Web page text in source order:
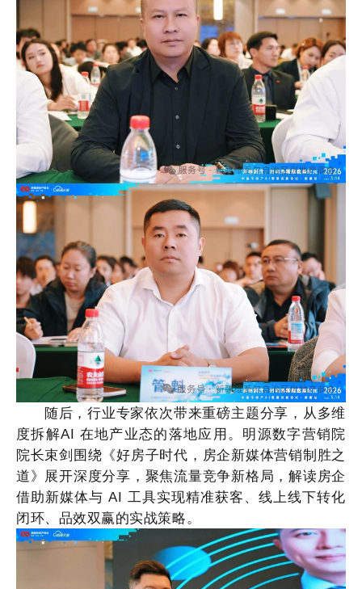
随后，行业专家依次带来重磅主题分享，从多维
度拆解AI 在地产业态的落地应用。明源数字营销院
院长束剑围绕《好房子时代，房企新媒体营销制胜之
道》展开深度分享，聚焦流量竞争新格局，解读房企
借助新媒体与 AI 工具实现精准获客、线上线下转化
闭环、品效双赢的实战策略。